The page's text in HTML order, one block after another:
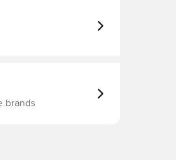
brands